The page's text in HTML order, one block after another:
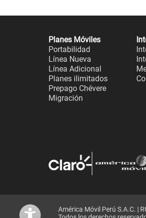
Planes Móviles
Portabilidad
Línea Nueva
Línea Adicional
Planes ilimitados
Prepago Chévere
Migración
América Móvil Perú S.A.C. |